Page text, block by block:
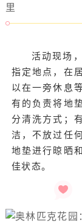
活动现场
指定地点，在
以在一旁休息
有的负责将地
分清洗方式；
洁，不放过任
地垫进行晾晒
佳状态。